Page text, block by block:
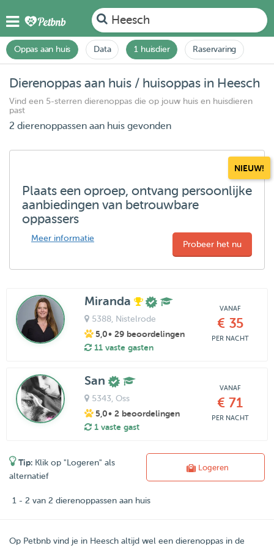
Heesch
Oppas aan huis Data 1 huisdier Raservaring
Dierenoppas aan huis / huisoppas in Heesch
Vind een 5-sterren dierenoppas die op jouw huis en huisdieren
past
2 dierenoppassen aan huis gevonden
NIEUW!
Plaats een oproep, ontvang persoonlijke
aanbiedingen van betrouwbare
oppassers
Meer informatie
Probeer het nu
Miranda
5388, Nistelrode
5,0• 29 beoordelingen
11 vaste gasten
VANAF
€ 35
PER NACHT
San
5343 , Oss
5,0• 2 beoordelingen
1 vaste gast
VANAF
€ 71
PER NACHT
Tip: Klik op "Logeren" als
alternatief
Logeren
1 - 2 van 2 dierenoppassen aan huis
Op Petbnb vind je in Heesch altijd wel een dierenoppas in de